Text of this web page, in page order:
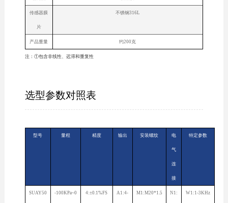
传感器膜
片
不锈钢316L
产品重量 约200克
注：①包含非线性、迟滞和重复性
选型参数对照表
型号 量程 精度 输出 安装螺纹 电
气
连
接
特定参数
SUAY50 -100KPa~0 4:±0.1%FS A1:4- M1:M20*1.5 N1: W1:1-3KHz